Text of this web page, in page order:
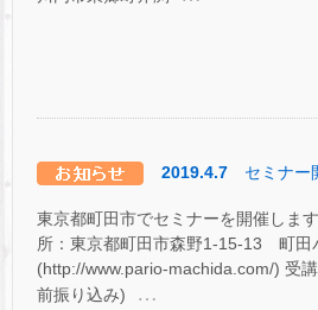
2019.4.7 セミナー
東京都町田市でセミナーを開催しま
所：東京都町田市森野1-15-13 町田
(http://www.pario-machida.com/) 受
前振り込み)
…